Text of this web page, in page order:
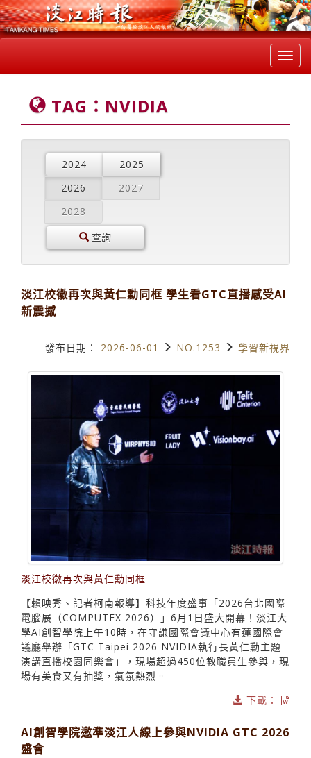
TAG：NVIDIA
2024
2025
2026
2027
2028
查詢
淡江校徽再次與黃仁勳同框 學生看GTC直播感受AI
新震撼
發布日期： 2026-06-01 NO.1253 學習新視界
淡江校徽再次與黃仁勳同框
【賴映秀、記者柯南報導】科技年度盛事「2026台北國際
電腦展（COMPUTEX 2026）」6月1日盛大開幕！淡江大
學AI創智學院上午10時，在守謙國際會議中心有蓮國際會
議廳舉辦「GTC Taipei 2026 NVIDIA執行長黃仁勳主題
演講直播校園同樂會」，現場超過450位教職員生參與，現
場有美食又有抽獎，氣氛熱烈。
下載：
AI創智學院邀準淡江人線上參與NVIDIA GTC 2026
盛會